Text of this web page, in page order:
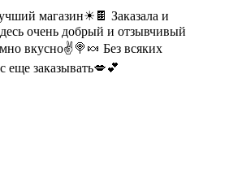
магазин☀🍫 Заказала и
очень добрый и отзывчивый
вкусно✌🍭🍬 Без всяких
еще заказывать💋💕